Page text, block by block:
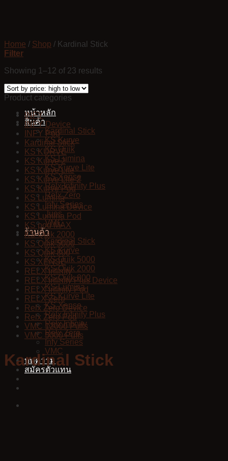
หน้าหลัก
สินค้า
Kardinal Stick
KS Kurve
KS Quik
KS Lumina
KS Kurve Lite
KS Xense
Relx Infinity Plus
Relx Zero
Infy Series
Jues
VMC
ร้านค้า
Kardinal Stick
KS Kurve
KS Quik 5000
KS Quik 2000
KS Quik 800
KS Lumina
KS Kurve Lite
KS Xense
Relx Infinity Plus
Relx Infinity
Relx Zero
Infy Series
VMC
บทความ
สมัครตัวแทน
Home / Shop / Kardinal Stick
Filter
Showing 1–12 of 23 results
Product categories
INFY
INFY Device
INFY Pod
Kardinal Stick
KS KURVE
KS Kurve 2
KS Kurve Lite
KS Kurve Lite 2
KS Kurve Pod
KS Lumina
KS Lumina Device
KS Lumina Pod
KS pod MAX
KS Quik 2000
KS Quik 5000
KS Quik 800
KS XENSE
RELX Infinity
RELX Infinity Plus Device
RELX Infinity Pod
RELX Zero
Relx Zero Device
Relx Zero Pod
VMC 12000 Puffs
VMC 5000 Puffs
Kardinal Stick